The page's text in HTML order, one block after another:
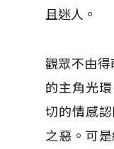
且迷人。
觀眾不由
的主角光
切的情感
之惡。可